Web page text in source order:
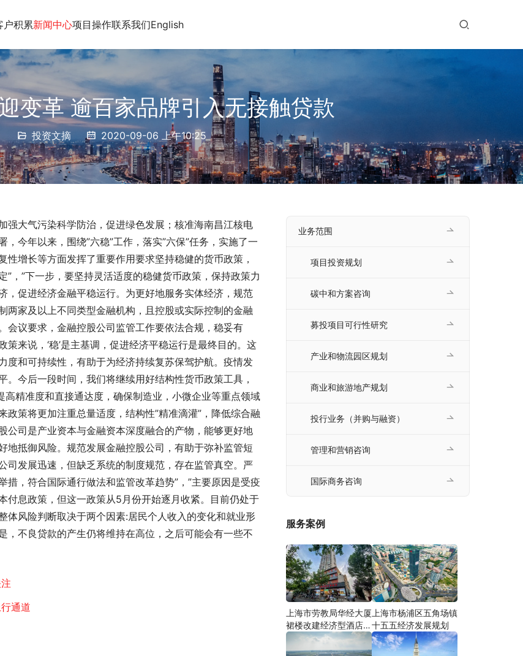
户积累新闻中心项目操作联系我们English
变革 逾百家品牌引入无接触贷款
投资文摘 2020-09-06 上午10:25
强大气污染科学防治，促进绿色发展；核准海南昌江核电
今年以来，围绕”六稳”工作，落实”六保”任务，实施了一
增长等方面发挥了重要作用要求坚持稳健的货币政策，
，”下一步，要坚持灵活适度的稳健货币政策，保持政策力
，促进经济金融平稳运行。为更好地服务实体经济，规范
家及以上不同类型金融机构，且控股或实际控制的金融
会议要求，金融控股公司监管工作要依法合规，稳妥有
来说，‘稳’是主基调，促进经济平稳运行是最终目的。这
度和可持续性，有助于为经济持续复苏保驾护航。疫情发
今后一段时间，我们将继续用好结构性货币政策工具，
精准度和直接通达度，确保制造业，小微企业等重点领域
策将更加注重总量适度，结构性”精准滴灌”，降低综合融
公司是产业资本与金融资本深度融合的产物，能够更好地
地抵御风险。规范发展金融控股公司，有助于弥补监管短
司发展迅速，但缺乏系统的制度规范，存在监管真空。严
，符合国际通行做法和监管改革趋势”，”主要原因是受疫
付息政策，但这一政策从5月份开始逐月收紧。目前仍处于
风险判断取决于两个因素:居民个人收入的变化和就业形
不良贷款的产生仍将维持在高位，之后可能会有一些不
通道
业务范围
项目投资规划
碳中和方案咨询
募投项目可行性研究
产业和物流园区规划
商业和旅游地产规划
投行业务（并购与融资）
管理和营销咨询
国际商务咨询
服务案例
上海市劳教局华经大厦
裙楼改建经济型酒店可
研
上海市杨浦区五角场镇
十五五经济发展规划